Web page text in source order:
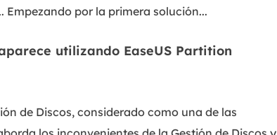
Empezando por la primera solución...
utilizando EaseUS Partition
de Discos, considerado como una de las